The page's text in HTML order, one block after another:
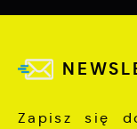
Zapisz się